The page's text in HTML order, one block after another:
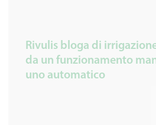
Rivulis bloga di
da un funzionamento
uno automatico